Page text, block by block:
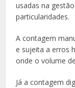
usadas na
particularidades.
A contagem
e sujeita a erros
onde o volume
Já a contagem